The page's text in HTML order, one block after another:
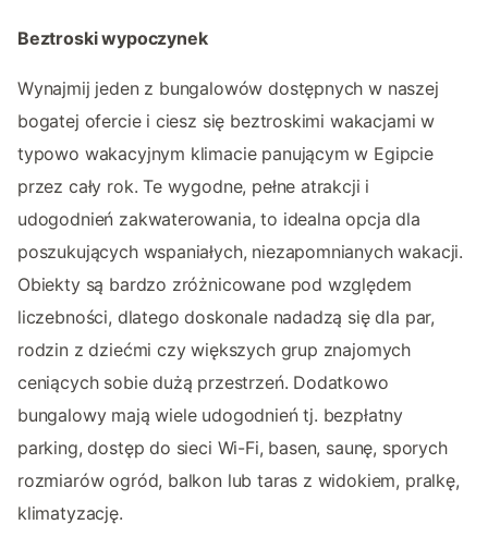
Beztroski wypoczynek
Wynajmij jeden z bungalowów dostępnych w naszej
bogatej ofercie i ciesz się beztroskimi wakacjami w
typowo wakacyjnym klimacie panującym w Egipcie
przez cały rok. Te wygodne, pełne atrakcji i
udogodnień zakwaterowania, to idealna opcja dla
poszukujących wspaniałych, niezapomnianych wakacji.
Obiekty są bardzo zróżnicowane pod względem
liczebności, dlatego doskonale nadadzą się dla par,
rodzin z dziećmi czy większych grup znajomych
ceniących sobie dużą przestrzeń. Dodatkowo
bungalowy mają wiele udogodnień tj. bezpłatny
parking, dostęp do sieci Wi-Fi, basen, saunę, sporych
rozmiarów ogród, balkon lub taras z widokiem, pralkę,
klimatyzację.